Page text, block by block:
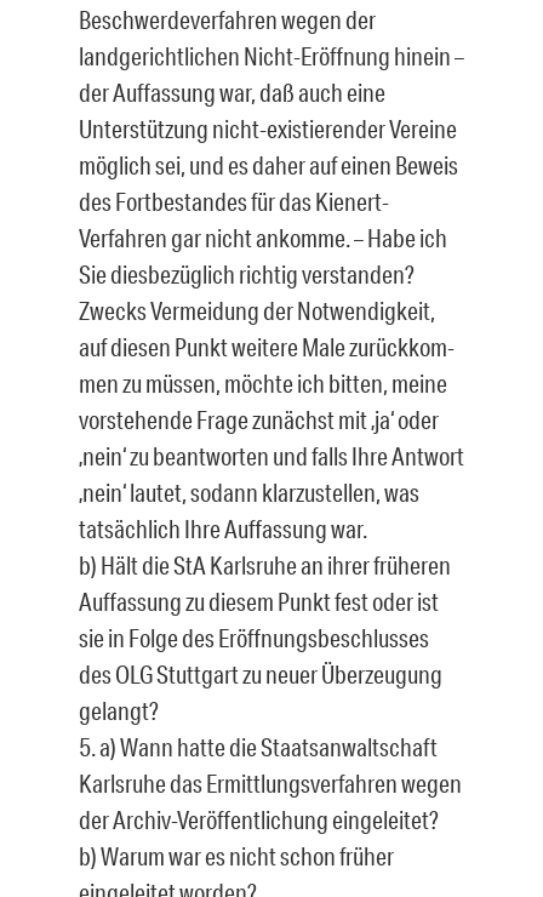
Beschwerdeverfahren wegen der
landgerichtlichen Nicht-Eröffnung hinein –
der Auffassung war, daß auch eine
Unterstützung nicht-existie­render Vereine
möglich sei, und es daher auf einen Beweis
des Fortbestandes für das Kienert-
Verfahren gar nicht ankomme. – Habe ich
Sie diesbezüglich richtig ver­standen?
Zwecks Vermeidung der Notwendigkeit,
auf diesen Punkt weitere Male zurückkom­
men zu müssen, möchte ich bitten, meine
vorstehende Frage zunächst mit ‚ja‘ oder
‚nein‘ zu beantworten und falls Ihre Antwort
‚nein‘ lautet, sodann klarzustellen, was
tatsächlich Ihre Auffassung war.
b) Hält die StA Karlsruhe an ihrer früheren
Auffassung zu diesem Punkt fest oder ist
sie in Folge des Eröffnungsbeschlusses
des OLG Stuttgart zu neuer Überzeugung
gelangt?
5. a) Wann hatte die Staatsanwaltschaft
Karlsruhe das Ermittlungsverfahren wegen
der Archiv-Veröffentlichung eingeleitet?
b) Warum war es nicht schon früher